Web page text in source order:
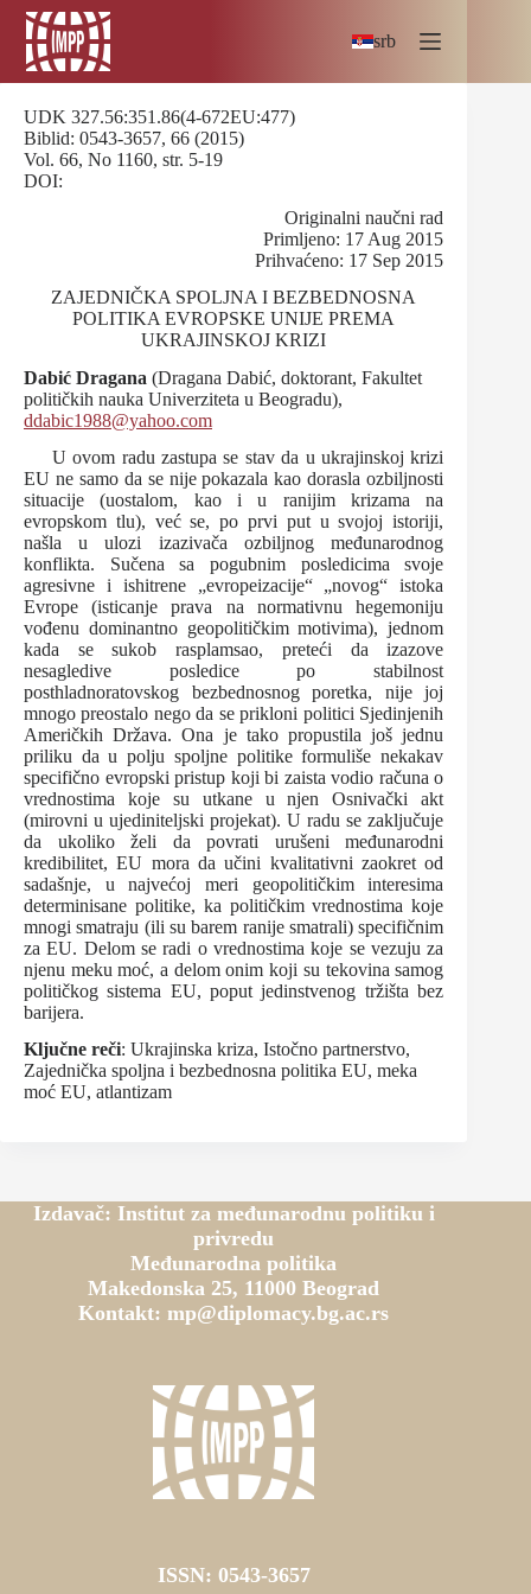
Skip
content
srb
UDK 327.56:351.86(4-672EU:477)
Biblid: 0543-3657, 66 (2015)
Vol. 66, No 1160, str. 5-19
DOI:
Originalni naučni rad
Primljeno: 17 Aug 2015
Prihvaćeno: 17 Sep 2015
ZAJEDNIČKA SPOLJNA I BEZBEDNOSNA
POLITIKA EVROPSKE UNIJE PREMA
UKRAJINSKOJ KRIZI
Dabić Dragana (Dragana Dabić, doktorant, Fakultet
političkih nauka Univerziteta u Beogradu),
ddabic1988@yahoo.com
U ovom radu zastupa se stav da u ukrajinskoj krizi
EU ne samo da se nije pokazala kao dorasla ozbiljnosti
situacije (uostalom, kao i u ranijim krizama na
evropskom tlu), već se, po prvi put u svojoj istoriji,
našla u ulozi izazivača ozbiljnog međunarodnog
konflikta. Sučena sa pogubnim posledicima svoje
agresivne i ishitrene „evropeizacije“ „novog“ istoka
Evrope (isticanje prava na normativnu hegemoniju
vođenu dominantno geopolitičkim motivima), jednom
kada se sukob rasplamsao, preteći da izazove
nesagledive posledice po stabilnost
posthladnoratovskog bezbednosnog poretka, nije joj
mnogo preostalo nego da se prikloni politici Sjedinjenih
Američkih Država. Ona je tako propustila još jednu
priliku da u polju spoljne politike formuliše nekakav
specifično evropski pristup koji bi zaista vodio računa o
vrednostima koje su utkane u njen Osnivački akt
(mirovni u ujediniteljski projekat). U radu se zaključuje
da ukoliko želi da povrati urušeni međunarodni
kredibilitet, EU mora da učini kvalitativni zaokret od
sadašnje, u najvećoj meri geopolitičkim interesima
determinisane politike, ka političkim vrednostima koje
mnogi smatraju (ili su barem ranije smatrali) specifičnim
za EU. Delom se radi o vrednostima koje se vezuju za
njenu meku moć, a delom onim koji su tekovina samog
političkog sistema EU, poput jedinstvenog tržišta bez
barijera.
Ključne reči: Ukrajinska kriza, Istočno partnerstvo,
Zajednička spoljna i bezbednosna politika EU, meka
moć EU, atlantizam
Izdavač: Institut za međunarodnu politiku i
privredu
Međunarodna politika
Makedonska 25, 11000 Beograd
Kontakt: mp@diplomacy.bg.ac.rs
ISSN: 0543-3657